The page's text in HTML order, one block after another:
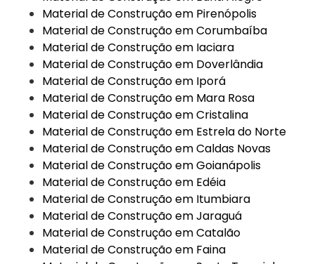
Material de Construção em Pirenópolis
Material de Construção em Corumbaíba
Material de Construção em Iaciara
Material de Construção em Doverlândia
Material de Construção em Iporá
Material de Construção em Mara Rosa
Material de Construção em Cristalina
Material de Construção em Estrela do Norte
Material de Construção em Caldas Novas
Material de Construção em Goianápolis
Material de Construção em Edéia
Material de Construção em Itumbiara
Material de Construção em Jaraguá
Material de Construção em Catalão
Material de Construção em Faina